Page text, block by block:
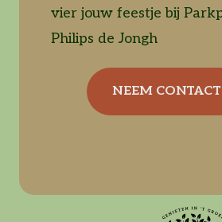
vier jouw feestje bij
Philips de Jongh
NEEM